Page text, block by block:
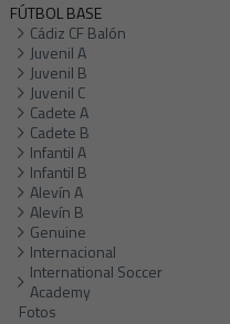
FÚTBOL BASE
Cádiz CF Balón
Juvenil A
Juvenil B
Juvenil C
Cadete A
Cadete B
Infantil A
Infantil B
Alevín A
Alevín B
Genuine
Internacional
International Soccer
Academy
Fotos